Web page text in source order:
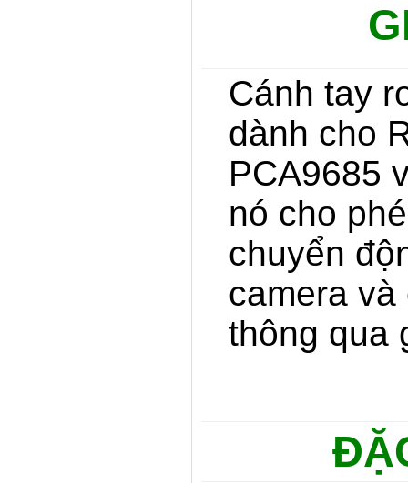
Cánh tay
dành cho
PCA9685
nó cho
chuyển
camera
thông qua